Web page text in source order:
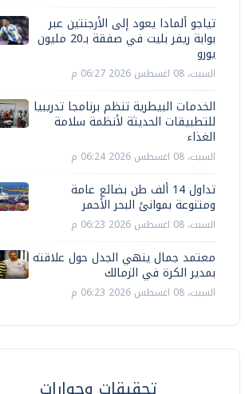
تياجو ألمادا يعود إلى الأرجنتين عبر
بوابة ريفر بليت في صفقة بـ20 مليون
يورو
السبت، 08 اغسطس 2026 06:27 م
الخدمات البيطرية تنظم برنامجا تدريبيا
للتطبيقات الحديثة لأنظمة سلامة
الغذاء
السبت، 08 اغسطس 2026 06:24 م
تداول 14 ألف طن بضائع عامة
ومتنوعة بموانئ البحر الأحمر
السبت، 08 اغسطس 2026 06:23 م
معتمد جمال ينهي الجدل حول علاقته
بمدير الكرة في الزمالك
السبت، 08 اغسطس 2026 06:23 م